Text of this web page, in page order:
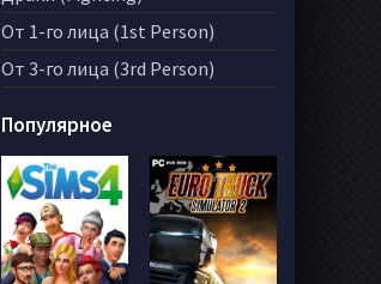
От 1-го лица (1st Person)
От 3-го лица (3rd Person)
Популярное